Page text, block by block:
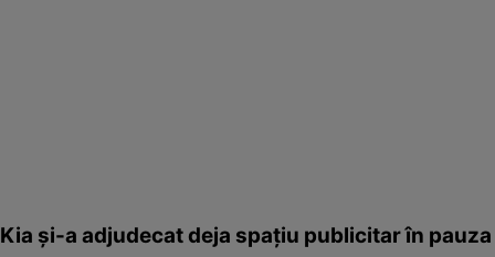
Kia şi-a adjudecat deja spaţiu publicitar în